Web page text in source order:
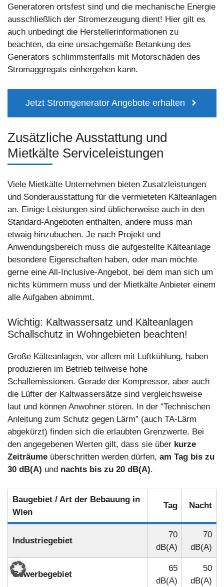
Generatoren ortsfest sind und die mechanische Energie
ausschließlich der Stromerzeugung dient! Hier gilt es
auch unbedingt die Herstellerinformationen zu
beachten, da eine unsachgemäße Betankung des
Generators schlimmstenfalls mit Motorschäden des
Stromaggregats einhergehen kann.
Jetzt Stromgenerator Angebote erhalten
Zusätzliche Ausstattung und
Mietkälte Serviceleistungen
Viele Mietkälte Unternehmen bieten Zusatzleistungen
und Sonderausstattung für die vermieteten Kälteanlagen
an. Einige Leistungen sind üblicherweise auch in den
Standard-Angeboten enthalten, andere muss man
etwaig hinzubuchen. Je nach Projekt und
Anwendungsbereich muss die aufgestellte Kälteanlage
besondere Eigenschaften haben, oder man möchte
gerne eine All-Inclusive-Angebot, bei dem man sich um
nichts kümmern muss und der Mietkälte Anbieter einem
alle Aufgaben abnimmt.
Wichtig: Kaltwassersatz und Kälteanlagen
Schallschutz in Wohngebieten beachten!
Große Kälteanlagen, vor allem mit Luftkühlung, haben
produzieren im Betrieb teilweise hohe
Schallemissionen. Gerade der Kompressor, aber auch
die Lüfter der Kaltwassersätze sind vergleichsweise
laut und können Anwohner stören. In der “Technischen
Anleitung zum Schutz gegen Lärm” (auch TA-Lärm
abgekürzt) finden sich die erlaubten Grenzwerte. Bei
den angegebenen Werten gilt, dass sie über kurze
Zeiträume überschritten werden dürfen, am Tag bis zu
30 dB(A) und nachts bis zu 20 dB(A).
Baugebiet / Art der Bebauung in
Wien
Tag Nacht
Industriegebiet
70
dB(A)
70
dB(A)
Gewerbegebiet
65
dB(A)
50
dB(A)